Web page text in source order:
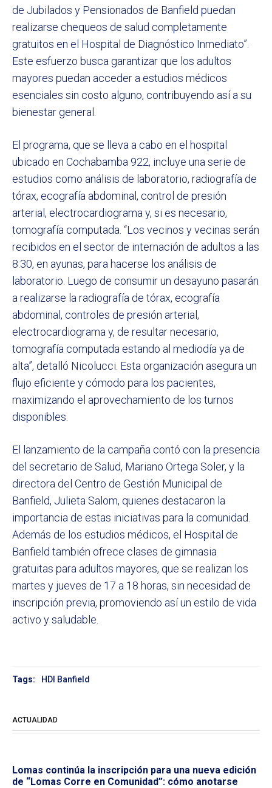
de Jubilados y Pensionados de Banfield puedan
realizarse chequeos de salud completamente
gratuitos en el Hospital de Diagnóstico Inmediato”.
Este esfuerzo busca garantizar que los adultos
mayores puedan acceder a estudios médicos
esenciales sin costo alguno, contribuyendo así a su
bienestar general.
El programa, que se lleva a cabo en el hospital
ubicado en Cochabamba 922, incluye una serie de
estudios como análisis de laboratorio, radiografía de
tórax, ecografía abdominal, control de presión
arterial, electrocardiograma y, si es necesario,
tomografía computada. “Los vecinos y vecinas serán
recibidos en el sector de internación de adultos a las
8:30, en ayunas, para hacerse los análisis de
laboratorio. Luego de consumir un desayuno pasarán
a realizarse la radiografía de tórax, ecografía
abdominal, controles de presión arterial,
electrocardiograma y, de resultar necesario,
tomografía computada estando al mediodía ya de
alta”, detalló Nicolucci. Esta organización asegura un
flujo eficiente y cómodo para los pacientes,
maximizando el aprovechamiento de los turnos
disponibles.
El lanzamiento de la campaña contó con la presencia
del secretario de Salud, Mariano Ortega Soler, y la
directora del Centro de Gestión Municipal de
Banfield, Julieta Salom, quienes destacaron la
importancia de estas iniciativas para la comunidad.
Además de los estudios médicos, el Hospital de
Banfield también ofrece clases de gimnasia
gratuitas para adultos mayores, que se realizan los
martes y jueves de 17 a 18 horas, sin necesidad de
inscripción previa, promoviendo así un estilo de vida
activo y saludable.
Tags: HDI Banfield
ACTUALIDAD
Lomas continúa la inscripción para una nueva edición
de “Lomas Corre en Comunidad”: cómo anotarse